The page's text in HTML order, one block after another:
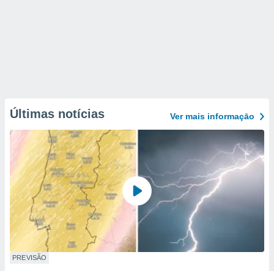
Últimas notícias Ver mais informaçāo
PREVISÃO